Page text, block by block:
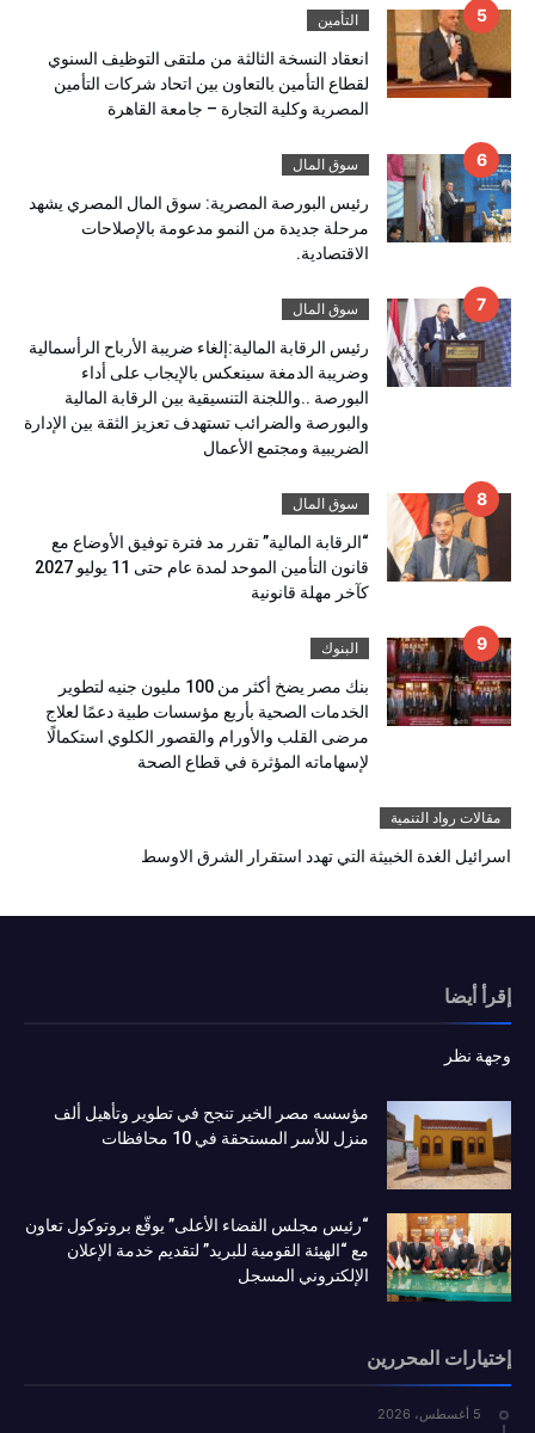
التأمين
انعقاد النسخة الثالثة من ملتقى التوظيف السنوي
لقطاع التأمين بالتعاون بين اتحاد شركات التأمين
المصرية وكلية التجارة – جامعة القاهرة
سوق المال
رئيس البورصة المصرية: سوق المال المصري يشهد
مرحلة جديدة من النمو مدعومة بالإصلاحات
الاقتصادية.
سوق المال
رئيس الرقابة المالية:إلغاء ضريبة الأرباح الرأسمالية
وضريبة الدمغة سينعكس بالإيجاب على أداء
البورصة ..واللجنة التنسيقية بين الرقابة المالية
والبورصة والضرائب تستهدف تعزيز الثقة بين الإدارة
الضريبية ومجتمع الأعمال
سوق المال
“الرقابة المالية” تقرر مد فترة توفيق الأوضاع مع
قانون التأمين الموحد لمدة عام حتى 11 يوليو 2027
كآخر مهلة قانونية
البنوك
بنك مصر يضخ أكثر من 100 مليون جنيه لتطوير
الخدمات الصحية بأربع مؤسسات طبية دعمًا لعلاج
مرضى القلب والأورام والقصور الكلوي استكمالًا
لإسهاماته المؤثرة في قطاع الصحة
مقالات رواد التنمية
اسرائيل الغدة الخبيثة التي تهدد استقرار الشرق الاوسط
إقرأ أيضا
وجهة نظر
مؤسسه مصر الخير تنجح في تطوير وتأهيل ألف
منزل للأسر المستحقة في 10 محافظات
“رئيس مجلس القضاء الأعلى” يوقّع بروتوكول تعاون
مع “الهيئة القومية للبريد” لتقديم خدمة الإعلان
الإلكتروني المسجل
إختيارات المحررين
5 أغسطس، 2026